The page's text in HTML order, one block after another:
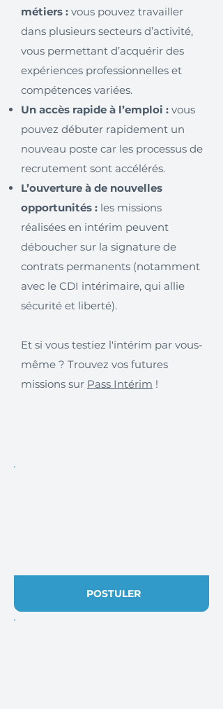
métiers : vous pouvez travailler
dans plusieurs secteurs d’activité,
vous permettant d’acquérir des
expériences professionnelles et
compétences variées.
Un accès rapide à l’emploi : vous
pouvez débuter rapidement un
nouveau poste car les processus de
recrutement sont accélérés.
L’ouverture à de nouvelles
opportunités : les missions
réalisées en intérim peuvent
déboucher sur la signature de
contrats permanents (notamment
avec le CDI intérimaire, qui allie
sécurité et liberté).
Et si vous testiez l'intérim par vous-
même ? Trouvez vos futures
missions sur Pass Intérim !
POSTULER